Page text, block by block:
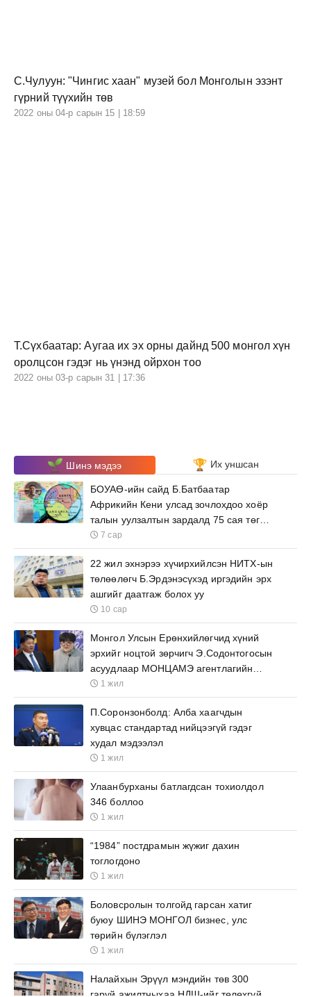
С.Чулуун: "Чингис хаан" музей бол Монголын эзэнт
гүрний түүхийн төв
2022 оны 04-р сарын 15 | 18:59
Т.Сүхбаатар: Аугаа их эх орны дайнд 500 монгол хүн
оролцсон гэдэг нь үнэнд ойрхон тоо
2022 оны 03-р сарын 31 | 17:36
Шинэ мэдээ Их уншсан
БОУАӨ-ийн сайд Б.Батбаатар
Африкийн Кени улсад зочлохдоо хоёр
талын уулзалтын зардалд 75 сая төгрөг
зарцуулна
7 сар
22 жил эхнэрээ хүчирхийлсэн НИТХ-ын
төлөөлөгч Б.Эрдэнэсүхэд иргэдийн эрх
ашгийг даатгаж болох уу
10 сар
Монгол Улсын Ерөнхийлөгчид хүний
эрхийг ноцтой зөрчигч Э.Содонтогосын
асуудлаар МОНЦАМЭ агентлагийн
ажилтнууд өргөх бичиг барьжээ
1 жил
П.Соронзонболд: Алба хаагчдын
хувцас стандартад нийцээгүй гэдэг
худал мэдээлэл
1 жил
Улаанбурханы батлагдсан тохиолдол
346 боллоо
1 жил
“1984” постдрамын жүжиг дахин
тоглогдоно
1 жил
Боловсролын толгойд гарсан хатиг
буюу ШИНЭ МОНГОЛ бизнес, улс
төрийн бүлэглэл
1 жил
Налайхын Эрүүл мэндийн төв 300
гаруй ажилтныхаа НДШ-ийг төлөхгүй